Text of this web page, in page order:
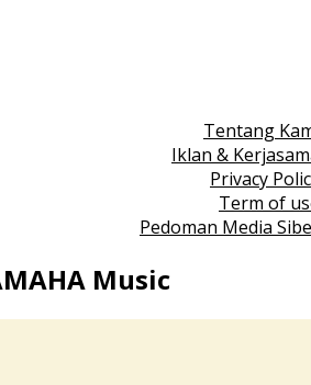
Tentang
Iklan &
Privacy
Term of
Pedoman Media
Music